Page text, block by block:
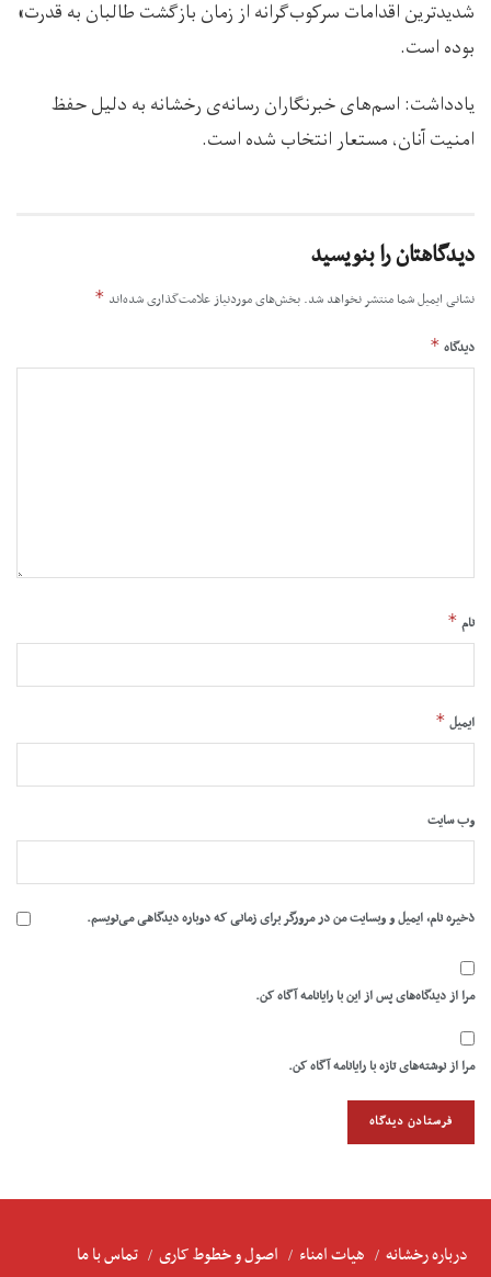
شدیدترین اقدامات سرکوب‌گرانه از زمان بازگشت طالبان به قدرت»
بوده است.
یادداشت: اسم‌های خبرنگاران رسانه‌ی رخشانه به دلیل حفظ
امنیت آنان، مستعار انتخاب شده است.
دیدگاهتان را بنویسید
نشانی ایمیل شما منتشر نخواهد شد. بخش‌های موردنیاز علامت‌گذاری شده‌اند *
دیدگاه *
نام *
ایمیل *
وب‌ سایت
ذخیره نام، ایمیل و وبسایت من در مرورگر برای زمانی که دوباره دیدگاهی می‌نویسم.
مرا از دیدگاه‌های پس از این با رایانامه آگاه کن.
مرا از نوشته‌های تازه با رایانامه آگاه کن.
درباره رخشانه هیات امناء اصول و خطوط کاری تماس با ما